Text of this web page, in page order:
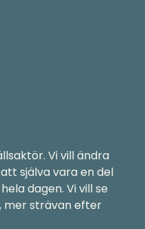
Vi vill ändra
själva vara en del
dagen. Vi vill se
mer strävan efter